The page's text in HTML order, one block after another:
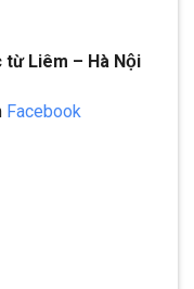
từ Liêm – Hà Nội
Facebook